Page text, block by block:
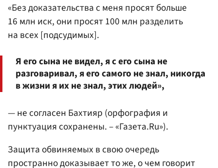
«Без доказательства с меня просят больше
16 млн иск, они просят 100 млн разделить
на всех [подсудимых].
Я его сына не видел, я с его сына не
разговаривал, я его самого не знал, никогда
в жизни я их не знал, этих людей»,
— не согласен Бахтияр (орфография и
пунктуация сохранены. – «Газета.Ru»).
Защита обвиняемых в свою очередь
пространно доказывает то же, о чем говорит